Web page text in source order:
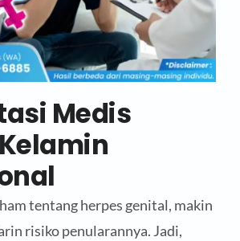
Medis
tentang herpes genital, makin
risiko penularannya. Jadi,